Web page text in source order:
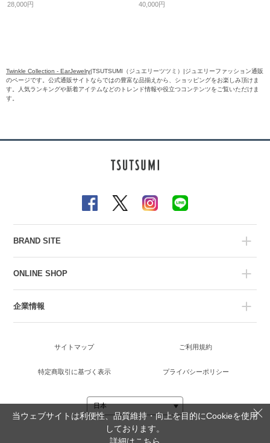
28,000円 40,000円
Twinkle Collection - EarJewelry|TSUTSUMI（ジュエリーツツミ）|ジュエリーファッション通販
のページです。公式通販サイトならではの豊富な品揃えから、ショッピングをお楽しみ頂けま
す。人気ランキングや新着アイテムなどのトレンド情報や役立つコンテンツをご覧いただけま
す。
BRAND SITE
ONLINE SHOP
企業情報
サイトマップ ご利用規約
特定商取引に基づく表示 プライバシーポリシー
当ウェブサイトは利便性、品質維持・向上を目的にCookieを使用
しております。